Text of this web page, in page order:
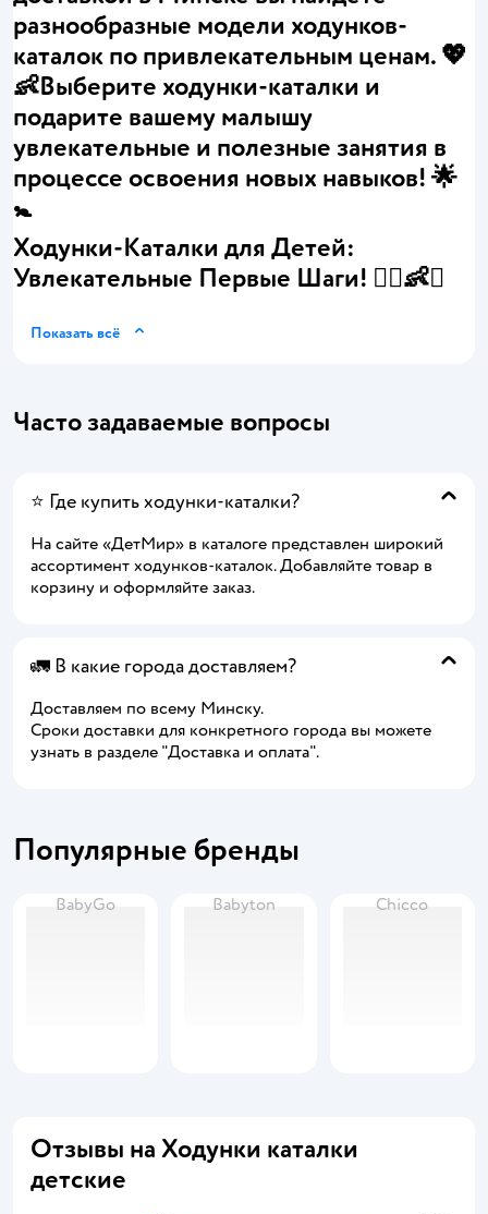
разнообразные модели ходунков-
каталок по привлекательным ценам. 💖
👶Выберите ходунки-каталки и
подарите вашему малышу
увлекательные и полезные занятия в
процессе освоения новых навыков! 🌟
🚼
Ходунки-Каталки для Детей:
Увлекательные Первые Шаги! 🚶‍♂️👶✨
Показать всё
Часто задаваемые вопросы
⭐ Где купить ходунки-каталки?
На сайте «ДетМир» в каталоге представлен широкий
ассортимент ходунков-каталок. Добавляйте товар в
корзину и оформляйте заказ.
🚛 В какие города доставляем?
Доставляем по всему Минску.
Сроки доставки для конкретного города вы можете
узнать в разделе "Доставка и оплата".
Популярные бренды
BabyGo Babyton Chicco
Отзывы на Ходунки каталки
детские